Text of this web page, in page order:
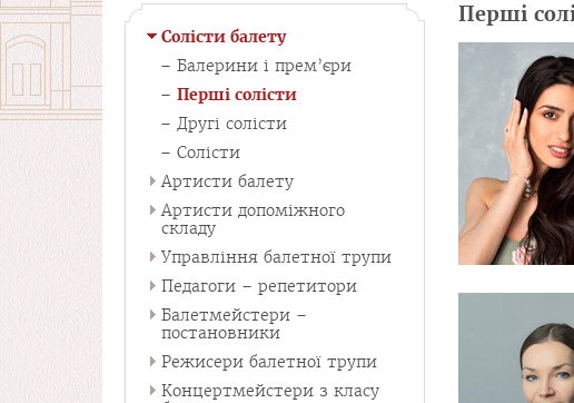
Солісти балету
Балерини і прем’єри
Перші солісти
Другі солісти
Солісти
Артисти балету
Артисти допоміжного
складу
Управління балетної трупи
Педагоги – репетитори
Балетмейстери –
постановники
Режисери балетної трупи
Концертмейстери з класу
Перші